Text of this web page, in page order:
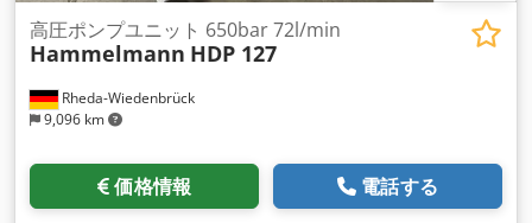
Rheda-Wiedenbrück
9,096 km
高圧ポンプユニット 650bar 72l/min
Hammelmann HDP 127
価格情報 電話する